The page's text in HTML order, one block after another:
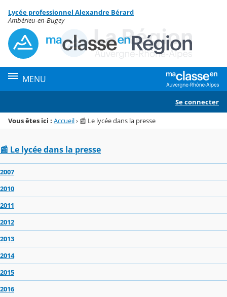
Menu de la rubrique
Contenu
Lycée professionnel Alexandre Bérard
Ambérieu-en-Bugey
MENU
Se connecter
Vous êtes ici : Accueil› 📰 Le lycée dans la presse
📰 Le lycée dans la presse
2007
2010
2011
2012
2013
2014
2015
2016